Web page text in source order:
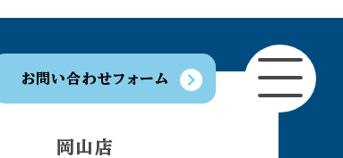
お問い合わせフォーム
岡山店